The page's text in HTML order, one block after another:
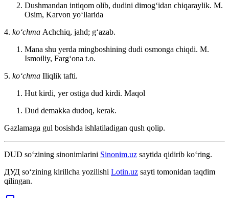
Dushmandan intiqom olib, dudini dimogʻidan chiqaraylik. M.
Osim, Karvon yoʻllarida
4. koʻchma Achchiq, jahd; gʻazab.
Mana shu yerda mingboshining dudi osmonga chiqdi. M.
Ismoiliy, Fargʻona t.o.
5. koʻchma Iliqlik tafti.
Hut kirdi, yer ostiga dud kirdi. Maqol
Dud demakka dudoq, kerak.
Gazlamaga gul bosishda ishlatiladigan qush qolip.
DUD so‘zining sinonimlarini Sinonim.uz saytida qidirib ko‘ring.
ДУД so‘zining kirillcha yozilishi Lotin.uz sayti tomonidan taqdim
qilingan.